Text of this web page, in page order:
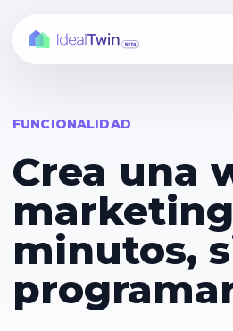
FUNCIONALIDAD
Crea una
minutos,